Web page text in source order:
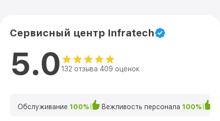
Сервисный центр Infratech
5.0 132 отзыва 409 оценок
Обслуживание 100% Вежливость персонала 100%